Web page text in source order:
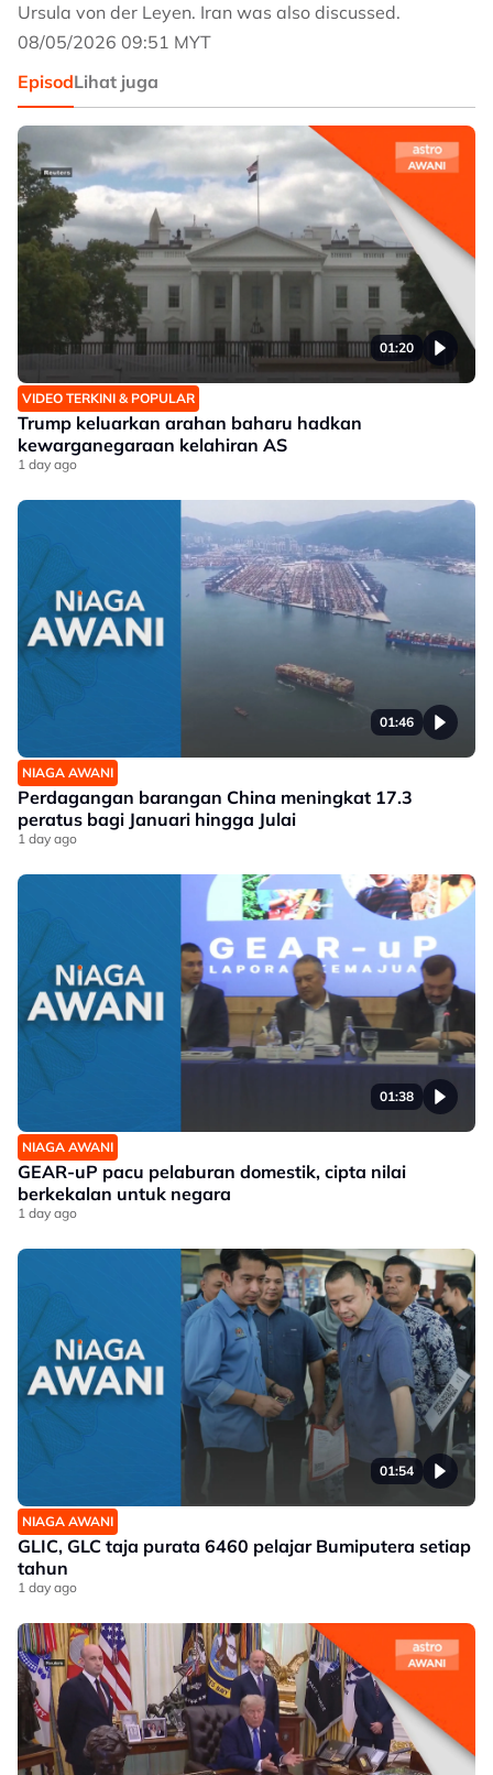
Ursula von der Leyen. Iran was also discussed.
08/05/2026 09:51 MYT
EpisodLihat juga
01:20
VIDEO TERKINI & POPULAR
Trump keluarkan arahan baharu hadkan
kewarganegaraan kelahiran AS
1 day ago
01:46
NIAGA AWANI
Perdagangan barangan China meningkat 17.3
peratus bagi Januari hingga Julai
1 day ago
01:38
NIAGA AWANI
GEAR-uP pacu pelaburan domestik, cipta nilai
berkekalan untuk negara
1 day ago
01:54
NIAGA AWANI
GLIC, GLC taja purata 6460 pelajar Bumiputera setiap
tahun
1 day ago